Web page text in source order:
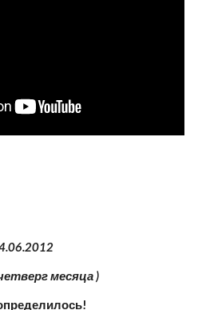
месяца )